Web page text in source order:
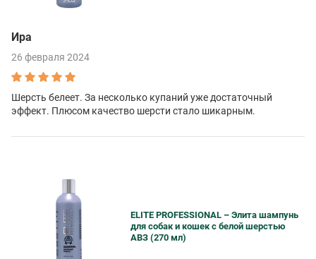
Ира
26 февраля 2024
Шерсть белеет. За несколько купаний уже достаточный
эффект. Плюсом качество шерсти стало шикарным.
ELITE PROFESSIONAL – Элита шампунь
для собак и кошек с белой шерстью
АВЗ (270 мл)